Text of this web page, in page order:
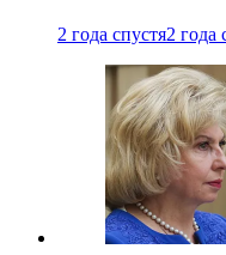
2 года спустя2 года